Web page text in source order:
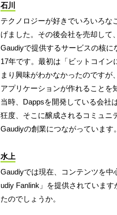
石川
テクノロジーが好きでいろいろな
げました。その後会社を売却して
Gaudiyで提供するサービスの核
17年です。最初は「ビットコイ
まり興味がわかなかったのですが
アプリケーションが作れることを
当時、Dappsを開発している会社
狂度、そこに醸成されるコミュニ
Gaudiyの創業につながっています。
水上
Gaudiyでは現在、コンテンツを
udiy Fanlink」を提供されていま
たのでしょうか。